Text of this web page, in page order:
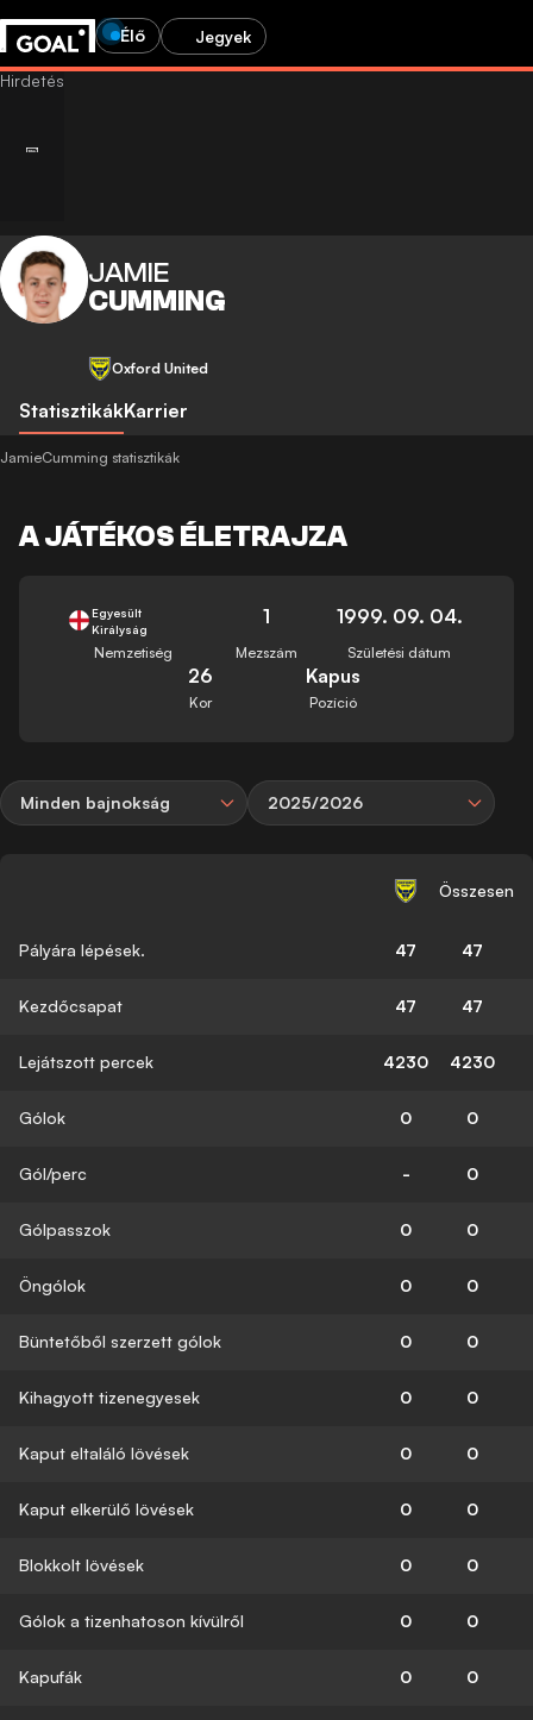
Élő Jegyek
JAMIE
CUMMING
Oxford United
StatisztikákKarrier
JamieCumming statisztikák
A JÁTÉKOS ÉLETRAJZA
Egyesült
Királyság
Nemzetiség
1
Mezszám
1999. 09. 04.
Születési dátum
26
Kor
Kapus
Pozíció
Minden bajnokság 2025/2026
Összesen
Pályára lépések. 47 47
Kezdőcsapat 47 47
Lejátszott percek 4230 4230
Gólok 0 0
Gól/perc - 0
Gólpasszok 0 0
Öngólok 0 0
Büntetőből szerzett gólok 0 0
Kihagyott tizenegyesek 0 0
Kaput eltaláló lövések 0 0
Kaput elkerülő lövések 0 0
Blokkolt lövések 0 0
Gólok a tizenhatoson kívülről 0 0
Kapufák 0 0